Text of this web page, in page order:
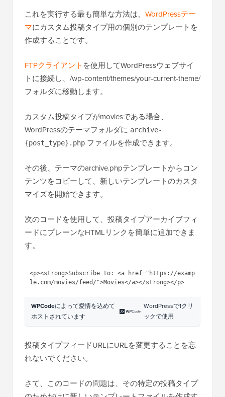
これを実行する最も簡単な方法は、 WordPressテー
マにカスタム投稿タイプ用の個別のテンプレートを
作成することです。
FTPクライアント を使用してWordPressウェブサイ
トに接続し、/wp-content/themes/your-current-theme/
フォルダに移動します。
カスタム投稿タイプがmoviesである場合、
WordPressのテーマフォルダに archive-
{post_type}.php ファイルを作成できます。
その後、テーマのarchive.phpテンプレートからコン
テンツをコピーして、新しいテンプレートのカスタ
マイズを開始できます。
次のコードを使用して、投稿タイプアーカイブフィ
ードにプレーンなHTMLリンクを簡単に追加できま
す。
<p><strong>Subscribe to: <a href="https://examp
le.com/movies/feed/">Movies</a></strong></p>
WPCodeによって愛情を込めて
ホストされています
WordPressで1クリ
ックで使用
投稿タイプフィードURLにURLを変更することを忘
れないでください。
さて、このコードの問題は、その特定の投稿タイプ